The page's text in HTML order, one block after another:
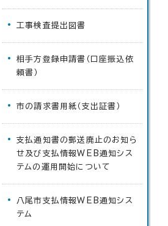
工事検査提出図書
相手方登録申請書（口座振込依
頼書）
市の請求書用紙（支出証書）
支払通知書の郵送廃止のお知ら
せ及び支払情報WEB通知シス
テムの運用開始について
八尾市支払情報WEB通知シス
テム